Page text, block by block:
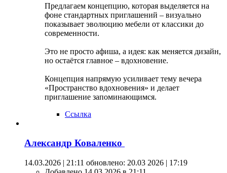
Предлагаем концепцию, которая выделяется на
фоне стандартных приглашений – визуально
показывает эволюцию мебели от классики до
современности.
Это не просто афиша, а идея: как меняется дизайн,
но остаётся главное – вдохновение.
Концепция напрямую усиливает тему вечера
«Пространство вдохновения» и делает
приглашение запоминающимся.
Ссылка
Александр Коваленко
14.03.2026 | 21:11 обновлено: 20.03 2026 | 17:19